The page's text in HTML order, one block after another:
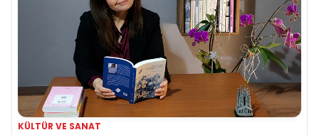
KÜLTÜR VE SANAT